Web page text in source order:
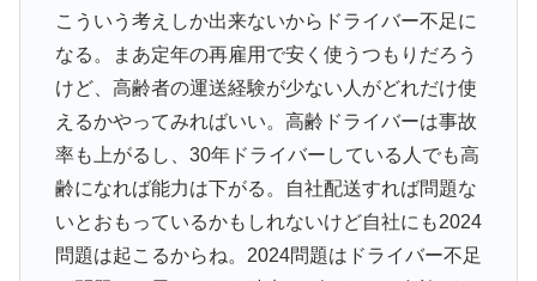
こういう考えしか出来ないからドライバー不足に
なる。まあ定年の再雇用で安く使うつもりだろう
けど、高齢者の運送経験が少ない人がどれだけ使
えるかやってみればいい。高齢ドライバーは事故
率も上がるし、30年ドライバーしている人でも高
齢になれば能力は下がる。自社配送すれば問題な
いとおもっているかもしれないけど自社にも2024
問題は起こるからね。2024問題はドライバー不足